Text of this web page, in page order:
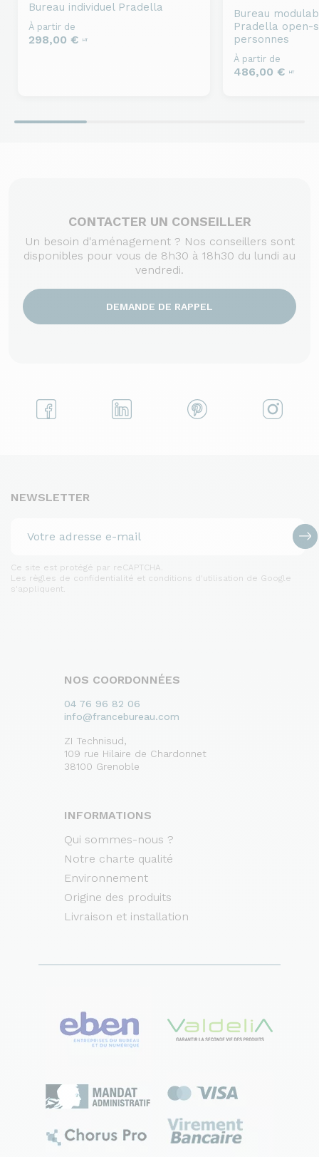
Bureau individuelPradella
À partir de
298,00 € HT
Bureau
Pradella open-
personnes
À partir de
486,00 € HT
CONTACTER UN CONSEILLER
Un besoin d'aménagement ? Nos conseillers sont
disponibles pour vous de 8h30 à 18h30 du lundi au
vendredi.
DEMANDE DE RAPPEL
NEWSLETTER
Ce site est protégé par reCAPTCHA.
Les règles de confidentialité et conditions d'utilisation de Google
s'appliquent.
NOS COORDONNÉES
04 76 96 82 06
info@francebureau.com
ZI Technisud,
109 rue Hilaire de Chardonnet
38100 Grenoble
INFORMATIONS
Qui sommes-nous ?
Notre charte qualité
Environnement
Origine des produits
Livraison et installation